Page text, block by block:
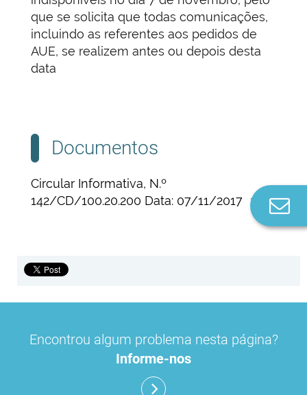
que se solicita que todas comunicações,
incluindo as referentes aos pedidos de
AUE, se realizem antes ou depois desta
data
Documentos
Circular Informativa, N.º
142/CD/100.20.200 Data: 07/11/2017
Encontrou algum problema nesta página?
Informe-nos